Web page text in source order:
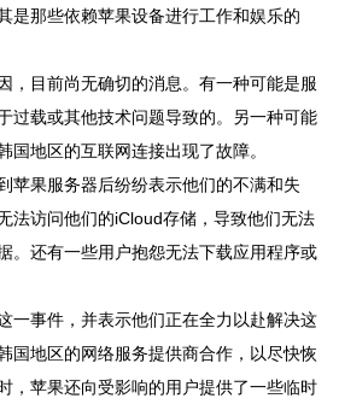
是那些依赖苹果设备进行工作和娱乐的
，目前尚无确切的消息。有一种可能是服
过载或其他技术问题导致的。另一种可能
国地区的互联网连接出现了故障。
苹果服务器后纷纷表示他们的不满和失
法访问他们的iCloud存储，导致他们无法
。还有一些用户抱怨无法下载应用程序或
一事件，并表示他们正在全力以赴解决这
国地区的网络服务提供商合作，以尽快恢
，苹果还向受影响的用户提供了一些临时